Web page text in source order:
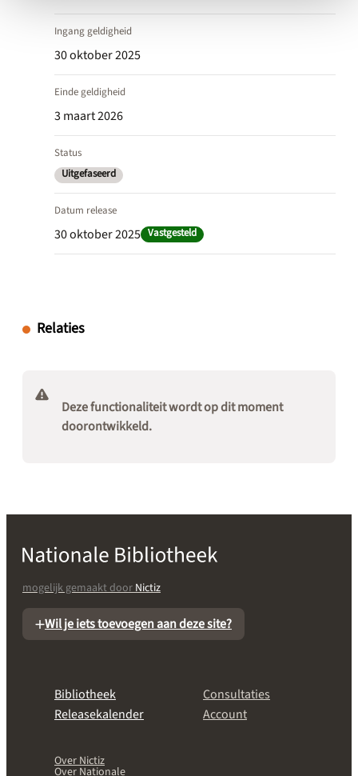
Ingang geldigheid
30 oktober 2025
Einde geldigheid
3 maart 2026
Status
Uitgefaseerd
Datum release
30 oktober 2025 Vastgesteld
Relaties
Deze functionaliteit wordt op dit moment
doorontwikkeld.
mogelijk gemaakt doorNictiz
Wil je iets toevoegen aan deze site?
Bibliotheek
Releasekalender
Consultaties
Account
Over Nictiz
Over Nationale